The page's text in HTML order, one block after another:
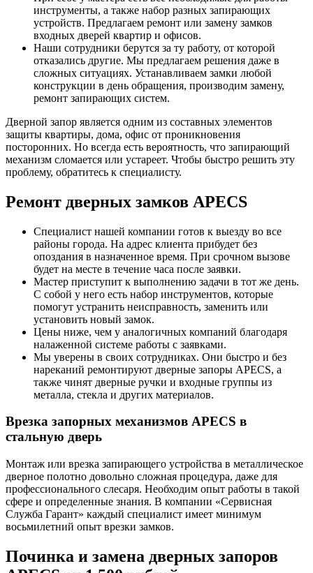
инструменты, а также набор разных запирающих
устройств. Предлагаем ремонт или замену замков
входных дверей квартир и офисов.
Наши сотрудники берутся за ту работу, от которой
отказались другие. Мы предлагаем решения даже в
сложных ситуациях. Устанавливаем замки любой
конструкции в день обращения, производим замену,
ремонт запирающих систем.
Дверной запор является одним из составных элементов
защиты квартиры, дома, офис от проникновения
посторонних. Но всегда есть вероятность, что запирающий
механизм сломается или устареет. Чтобы быстро решить эту
проблему, обратитесь к специалисту.
Ремонт дверных замков APECS
Специалист нашей компании готов к выезду во все
районы города. На адрес клиента прибудет без
опоздания в назначенное время. При срочном вызове
будет на месте в течение часа после заявки.
Мастер приступит к выполнению задачи в тот же день.
С собой у него есть набор инструментов, которые
помогут устранить неисправность, заменить или
установить новый замок.
Цены ниже, чем у аналогичных компаний благодаря
налаженной системе работы с заявками.
Мы уверены в своих сотрудниках. Они быстро и без
нареканий ремонтируют дверные запоры APECS, а
также чинят дверные ручки и входные группы из
металла, стекла и других материалов.
Врезка запорных механизмов APECS в
стальную дверь
Монтаж или врезка запирающего устройства в металлическое
дверное полотно довольно сложная процедура, даже для
профессионального слесаря. Необходим опыт работы в такой
сфере и определенные знания. В компании «Сервисная
Служба Гарант» каждый специалист имеет минимум
восьмилетний опыт врезки замков.
Починка и замена дверных запоров